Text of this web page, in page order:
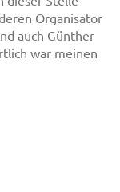
Organisator
auch Günther
war meinen